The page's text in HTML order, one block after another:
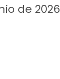
de 2026